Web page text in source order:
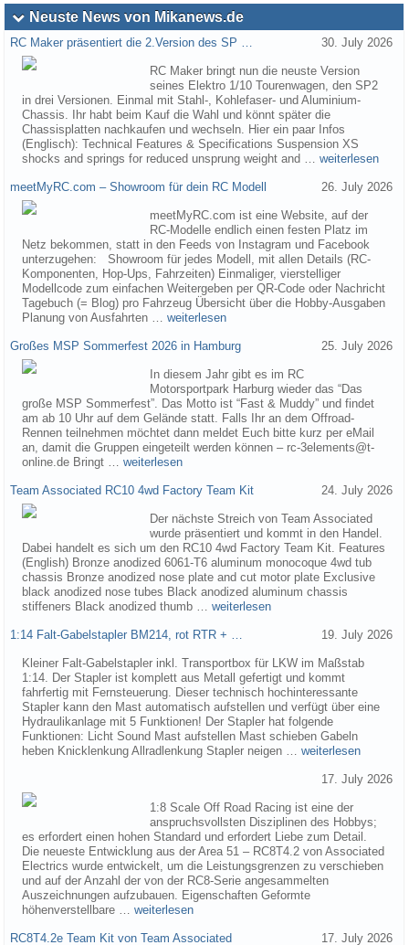
Neuste News von Mikanews.de
RC Maker präsentiert die 2.Version des SP … 30. July 2026
RC Maker bringt nun die neuste Version
seines Elektro 1/10 Tourenwagen, den SP2
in drei Versionen. Einmal mit Stahl-, Kohlefaser- und Aluminium-
Chassis. Ihr habt beim Kauf die Wahl und könnt später die
Chassisplatten nachkaufen und wechseln. Hier ein paar Infos
(Englisch): Technical Features & Specifications Suspension XS
shocks and springs for reduced unsprung weight and … weiterlesen
meetMyRC.com – Showroom für dein RC Modell 26. July 2026
meetMyRC.com ist eine Website, auf der
RC-Modelle endlich einen festen Platz im
Netz bekommen, statt in den Feeds von Instagram und Facebook
unterzugehen: Showroom für jedes Modell, mit allen Details (RC-
Komponenten, Hop-Ups, Fahrzeiten) Einmaliger, vierstelliger
Modellcode zum einfachen Weitergeben per QR-Code oder Nachricht
Tagebuch (= Blog) pro Fahrzeug Übersicht über die Hobby-Ausgaben
Planung von Ausfahrten … weiterlesen
Großes MSP Sommerfest 2026 in Hamburg 25. July 2026
In diesem Jahr gibt es im RC
Motorsportpark Harburg wieder das “Das
große MSP Sommerfest”. Das Motto ist “Fast & Muddy” und findet
am ab 10 Uhr auf dem Gelände statt. Falls Ihr an dem Offroad-
Rennen teilnehmen möchtet dann meldet Euch bitte kurz per eMail
an, damit die Gruppen eingeteilt werden können – rc-3elements@t-
online.de Bringt … weiterlesen
Team Associated RC10 4wd Factory Team Kit 24. July 2026
Der nächste Streich von Team Associated
wurde präsentiert und kommt in den Handel.
Dabei handelt es sich um den RC10 4wd Factory Team Kit. Features
(English) Bronze anodized 6061-T6 aluminum monocoque 4wd tub
chassis Bronze anodized nose plate and cut motor plate Exclusive
black anodized nose tubes Black anodized aluminum chassis
stiffeners Black anodized thumb … weiterlesen
1:14 Falt-Gabelstapler BM214, rot RTR + … 19. July 2026
Kleiner Falt-Gabelstapler inkl. Transportbox für LKW im Maßstab
1:14. Der Stapler ist komplett aus Metall gefertigt und kommt
fahrfertig mit Fernsteuerung. Dieser technisch hochinteressante
Stapler kann den Mast automatisch aufstellen und verfügt über eine
Hydraulikanlage mit 5 Funktionen! Der Stapler hat folgende
Funktionen: Licht Sound Mast aufstellen Mast schieben Gabeln
heben Knicklenkung Allradlenkung Stapler neigen … weiterlesen
17. July 2026
1:8 Scale Off Road Racing ist eine der
anspruchsvollsten Disziplinen des Hobbys;
es erfordert einen hohen Standard und erfordert Liebe zum Detail.
Die neueste Entwicklung aus der Area 51 – RC8T4.2 von Associated
Electrics wurde entwickelt, um die Leistungsgrenzen zu verschieben
und auf der Anzahl der von der RC8-Serie angesammelten
Auszeichnungen aufzubauen. Eigenschaften Geformte
höhenverstellbare … weiterlesen
RC8T4.2e Team Kit von Team Associated 17. July 2026